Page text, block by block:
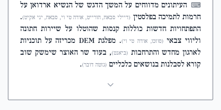
⌨ העיתונים מדווחים על המשך הדגש של הנשיא ארדואן על
חרמות לתמיכה בפלסטין (דיילי סבאח, הורייט, אודה טי וי, סבאח, יני אקיט).
התפתחויות חדשות כוללות קנסות שהוטלו על שיירות חתונה
וליווי צבאי (סוזכו, אודה טי וי)
. מפלגת DEM מכריזה על תוכניות
לארגון מחדש והתרחבות (ביאנט), בעוד שר האוצר שימשק שוב
קורא לסבלנות בנושאים כלכליים (גזטה דובר).